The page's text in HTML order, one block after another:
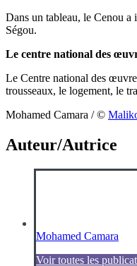
Dans un tableau, le Cenou a
Ségou.
Le centre national des
Le Centre national des
trousseaux, le logement, le
Mohamed Camara / ©️
Auteur/Autrice
Mohamed Camara
Voir toutes les